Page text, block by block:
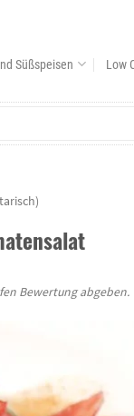
Süßspeisen Low
Bewertung abgeben.